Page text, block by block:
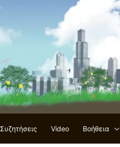
Συζητήσεις Video Βοήθεια